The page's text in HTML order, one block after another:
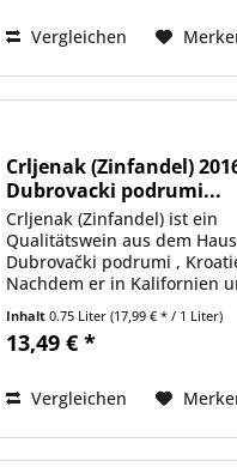
ausgezeichnet...
Vergleichen
Crljenak (Zinfandel)
Dubrovacki podrumi...
Crljenak (Zinfandel) ist ein
Qualitätswein aus dem
Dubrovački podrumi ,
Nachdem er in Kalifornien
geworden ist, kehrte Crljenak
kaštelanski wieder nach
Inhalt0.75 Liter(17,99 € * / 1 Liter)
13,49 € *
Vergleichen